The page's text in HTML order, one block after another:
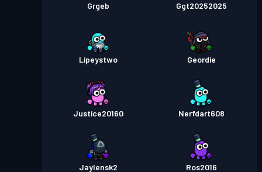
Grgeb Ggt20252025
Lipeystwo Geordie
Justice20160 Nerfdart608
Jaylensk2 Ros2016